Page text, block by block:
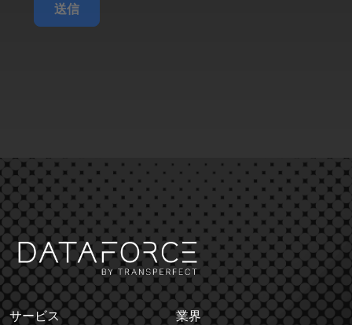
送信
サービス
業界